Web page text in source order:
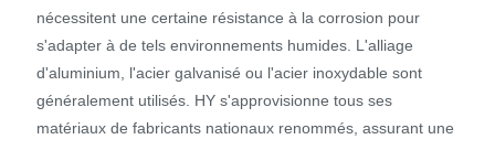
nécessitent une certaine résistance à la corrosion pour
s'adapter à de tels environnements humides. L'alliage
d'aluminium, l'acier galvanisé ou l'acier inoxydable sont
généralement utilisés. HY s'approvisionne tous ses
matériaux de fabricants nationaux renommés, assurant une